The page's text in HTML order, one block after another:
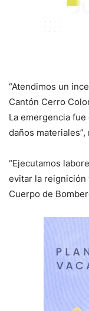
“Atendimos un
Cantón Cerro
La emergencia
daños
“Ejecutamos
evitar la reignición
Cuerpo de